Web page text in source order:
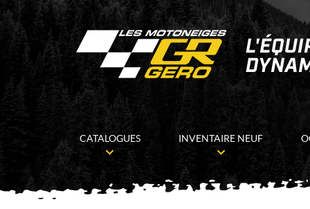
CATALOGUES INVENTAIRE NEUF